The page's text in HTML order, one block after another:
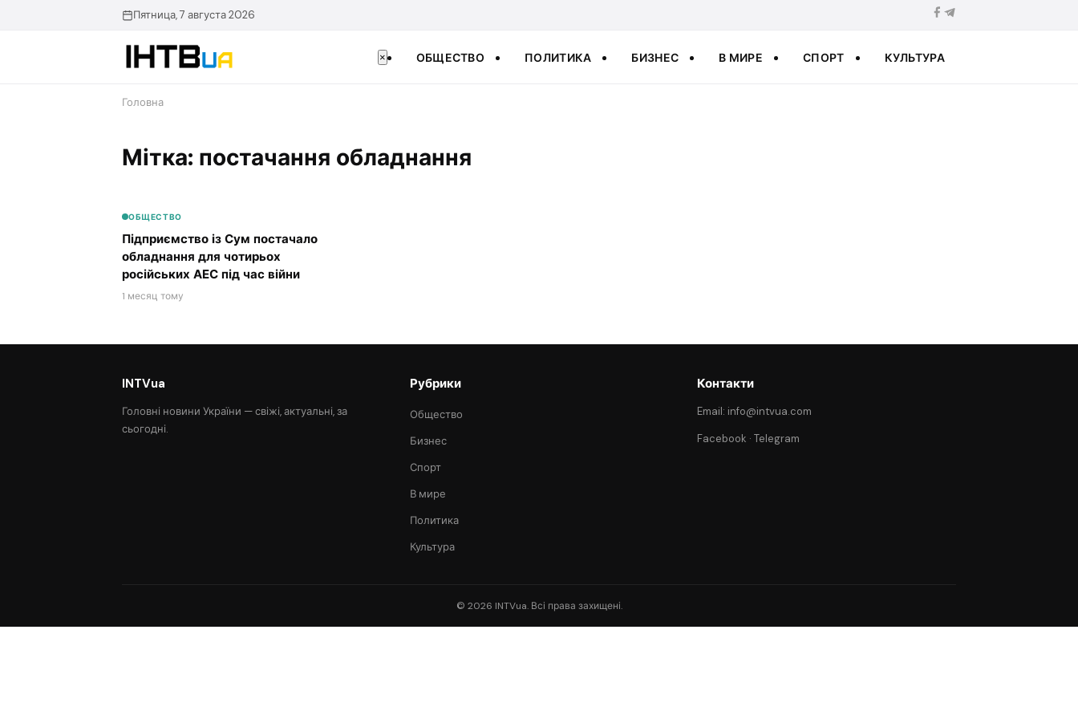
Пятница, 7 августа 2026
× ОБЩЕСТВО ПОЛИТИКА БИЗНЕС В МИРЕ СПОРТ КУЛЬТУРА
Головна
Мітка: постачання обладнання
ОБЩЕСТВО
Підприємство із Сум постачало
обладнання для чотирьох
російських АЕС під час війни
1 месяц тому
INTVua
Головні новини України — свіжі, актуальні, за
сьогодні.
Рубрики
Общество
Бизнес
Спорт
В мире
Политика
Культура
Контакти
Email: info@intvua.com
Facebook ·Telegram
© 2026 INTVua. Всі права захищені.